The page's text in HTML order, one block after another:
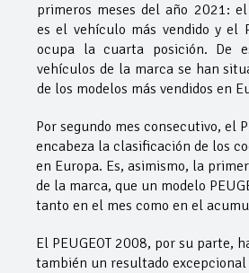
primeros meses del año 2021: el
es el vehículo más vendido y el
ocupa la cuarta posición. De
vehículos de la marca se han
de los modelos más vendidos en
Por segundo mes consecutivo, el
encabeza la clasificación de los
en Europa. Es, asimismo, la
de la marca, que un modelo
tanto en el mes como en el
El PEUGEOT 2008, por su parte,
también un resultado